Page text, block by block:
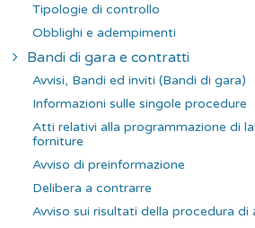
Tipologie di controllo
Obblighi e adempimenti
Bandi di gara e contratti
Avvisi, Bandi ed inviti (Bandi di gara)
Informazioni sulle singole procedure
Atti relativi alla programmazione di
forniture
Avviso di preinformazione
Delibera a contrarre
Avviso sui risultati della procedura